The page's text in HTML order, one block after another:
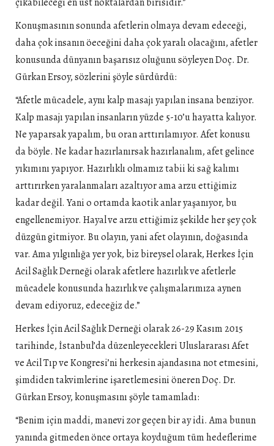
Konuşmasının sonunda afetlerin olmaya devam edeceği,
daha çok insanın öeceğini daha çok yaralı olacağını, afetler
konusunda dünyanın başarısız oluğunu söyleyen Doç. Dr.
Gürkan Ersoy, sözlerini şöyle sürdürdü:
“Afetle mücadele, aynı kalp masajı yapılan insana benziyor.
Kalp masajı yapılan insanların yüzde 5-10’u hayatta kalıyor.
Ne yaparsak yapalım, bu oran arttırılamıyor. Afet konusu
da böyle. Ne kadar hazırlanırsak hazırlanalım, afet gelince
yıkımını yapıyor. Hazırlıklı olmamız tabii ki sağ kalımı
arttırırken yaralanmaları azaltıyor ama arzu ettiğimiz
kadar değil. Yani o ortamda kaotik anlar yaşanıyor, bu
engellenemiyor. Hayal ve arzu ettiğimiz şekilde her şey çok
düzgün gitmiyor. Bu olayın, yani afet olayının, doğasında
var. Ama yılgınlığa yer yok, biz bireysel olarak, Herkes İçin
Acil Sağlık Derneği olarak afetlere hazırlık ve afetlerle
mücadele konusunda hazırlık ve çalışmalarımıza aynen
devam ediyoruz, edeceğiz de.”
Herkes İçin Acil Sağlık Derneği olarak 26-29 Kasım 2015
tarihinde, İstanbul’da düzenleyecekleri Uluslararası Afet
ve Acil Tıp ve Kongresi’ni herkesin ajandasına not etmesini,
şimdiden takvimlerine işaretlemesini öneren Doç. Dr.
Gürkan Ersoy, konuşmasını şöyle tamamladı:
“Benim için maddi, manevi zor geçen bir ay idi. Ama bunun
yanında gitmeden önce ortaya koyduğum tüm hedeflerime